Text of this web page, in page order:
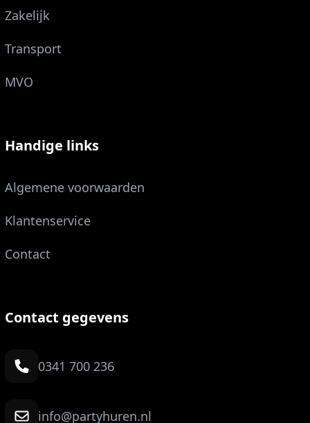
Zakelijk
Transport
MVO
Handige links
Algemene voorwaarden
Klantenservice
Contact
Contact gegevens
0341 700 236
info@partyhuren.nl